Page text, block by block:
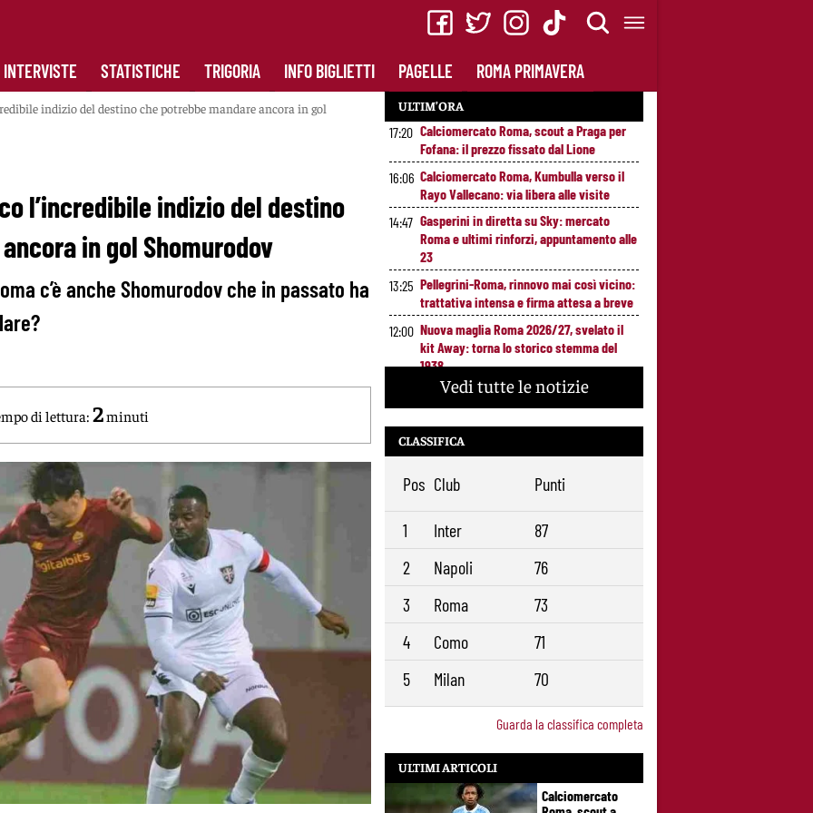
INTERVISTE STATISTICHE TRIGORIA INFO BIGLIETTI PAGELLE ROMA PRIMAVERA
indizio del destino che potrebbe mandare ancora in gol
l’incredibile indizio del destino
in gol Shomurodov
c’è anche Shomurodov che in passato ha
di lettura: 2minuti
ULTIM’ORA
17:20 Calciomercato Roma, scout a Praga per
Fofana: il prezzo fissato dal Lione
16:06 Calciomercato Roma, Kumbulla verso il
Rayo Vallecano: via libera alle visite
14:47 Gasperini in diretta su Sky: mercato
Roma e ultimi rinforzi, appuntamento alle
23
13:25 Pellegrini-Roma, rinnovo mai così vicino:
trattativa intensa e firma attesa a breve
12:00 Nuova maglia Roma 2026/27, svelato il
kit Away: torna lo storico stemma del
1938
Alajbegovic, Pjanic svela il ruolo: perché il
talento seguito dalla Roma ha scelto la
Juventus
9:29
Roma, il mercato ora è nelle sue mani:
Vedi tutte le notizie
CLASSIFICA
Pos Club Punti
1 Inter
87
2
Napoli
76
3
Roma
73
4
Como
71
5
Milan 70
Guarda la classifica completa
ULTIMI ARTICOLI
Calciomercato